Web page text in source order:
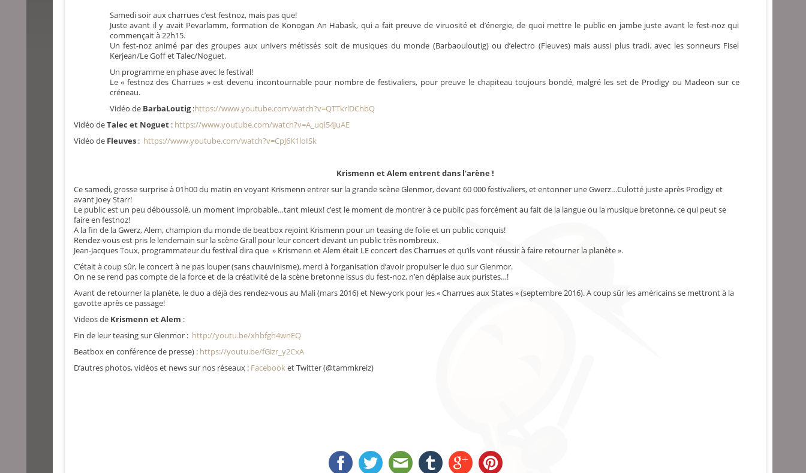
Samedi soir aux charrues c’est festnoz, mais pas que!
Juste avant il y avait Pevarlamm, formation de Konogan An Habask, qui a fait preuve de viruosité et d’énergie, de quoi mettre le public en jambe juste avant le fest-noz qui
commençait à 22h15.
Un fest-noz animé par des groupes aux univers métissés soit de musiques du monde (Barbaouloutig) ou d’electro (Fleuves) mais aussi plus tradi. avec les sonneurs Fisel
Kerjean/Le Goff et Talec/Noguet.
Un programme en phase avec le festival!
Le « festnoz des Charrues » est devenu incontournable pour nombre de festivaliers, pour preuve le chapiteau toujours bondé, malgré les set de Prodigy ou Madeon sur ce
créneau.
Vidéo de BarbaLoutig:https://www.youtube.com/watch?v=QTTkrlDChbQ
Vidéo deTalec et Noguet: https://www.youtube.com/watch?v=A_uql54JuAE
Vidéo de Fleuves: https://www.youtube.com/watch?v=CpJ6K1loISk
Krismenn et Alem entrent dans l’arène !
Ce samedi, grosse surprise à 01h00 du matin en voyant Krismenn entrer sur la grande scène Glenmor, devant 60 000 festivaliers, et entonner une Gwerz…Culotté juste après Prodigy et
avant Joey Starr!
Le public est un peu déboussolé, un moment improbable…tant mieux! c’est le moment de montrer à ce public pas forcément au fait de la langue ou la musique bretonne, ce qui peut se
faire en festnoz!
A la fin de la Gwerz, Alem, champion du monde de beatbox rejoint Krismenn pour un teasing de folie et un public conquis!
Rendez-vous est pris le lendemain sur la scène Grall pour leur concert devant un public très nombreux.
Jean-Jacques Toux, programmateur du festival dira que » Krismenn et Alem était LE concert des Charrues et qu’ils vont réussir à faire retourner la planète ».
C’était à coup sûr, le concert à ne pas louper (sans chauvinisme), merci à l’organisation d’avoir propulser le duo sur Glenmor.
On ne se rend pas compte de la force et de la créativité de la scène bretonne issus du fest-noz, n’en déplaise aux puristes…!
Avant de retourner la planète, le duo a déjà des rendez-vous au Mali (mars 2016) et New-york pour les « Charrues aux States » (septembre 2016). A coup sûr les américains se mettront à la
gavotte après ce passage!
Videos de Krismenn et Alem :
Fin de leur teasing sur Glenmor : http://youtu.be/xhbfgh4wnEQ
Beatbox en conférence de presse) : https://youtu.be/fGizr_y2CxA
D’autres photos, vidéos et news sur nos réseaux : Facebooket Twitter (@tammkreiz)